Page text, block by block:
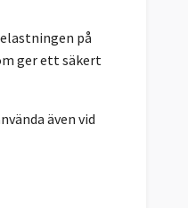
på
ger ett säkert
även vid